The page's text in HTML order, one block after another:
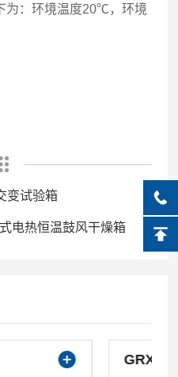
为：环境温度20℃，环境
变试验箱
电热恒温鼓风干燥箱
干热灭菌器